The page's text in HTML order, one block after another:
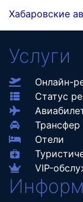
Хабаровские
Услуги
Онлайн-
Статус
Трансфер
Отели
VIP-